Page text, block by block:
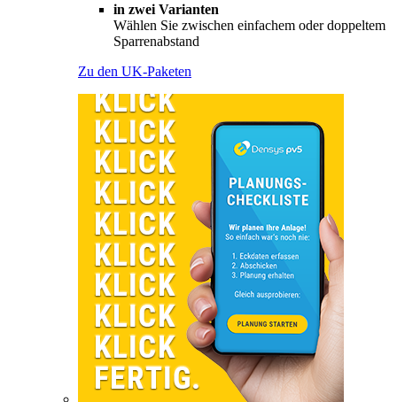
in zwei Varianten
Wählen Sie zwischen einfachem oder doppeltem
Sparrenabstand
Zu den UK-Paketen